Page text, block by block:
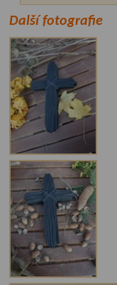
Další fotografie